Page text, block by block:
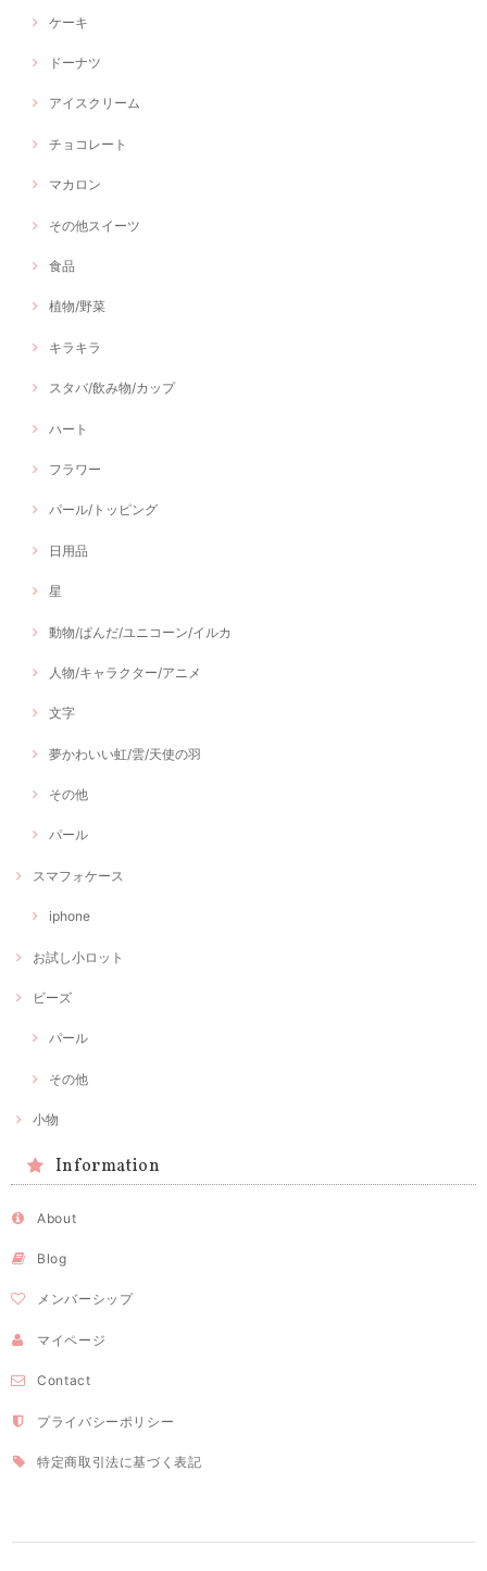
ケーキ
ドーナツ
アイスクリーム
チョコレート
マカロン
その他スイーツ
食品
植物/野菜
キラキラ
スタバ/飲み物/カップ
ハート
フラワー
パール/トッピング
日用品
星
動物/ぱんだ/ユニコーン/イルカ
人物/キャラクター/アニメ
文字
夢かわいい虹/雲/天使の羽
その他
パール
スマフォケース
iphone
お試し小ロット
ビーズ
パール
その他
小物
Information
About
Blog
メンバーシップ
マイページ
Contact
プライバシーポリシー
特定商取引法に基づく表記